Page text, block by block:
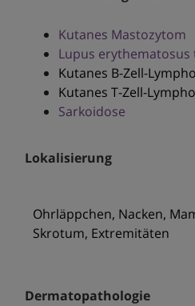
Kutanes Mastozytom
Lupus erythematosus
Kutanes B-Zell-
Kutanes T-Zell-
Sarkoidose
Lokalisierung
Ohrläppchen, Nacken,
Skrotum, Extremitäten
Dermatopathologie